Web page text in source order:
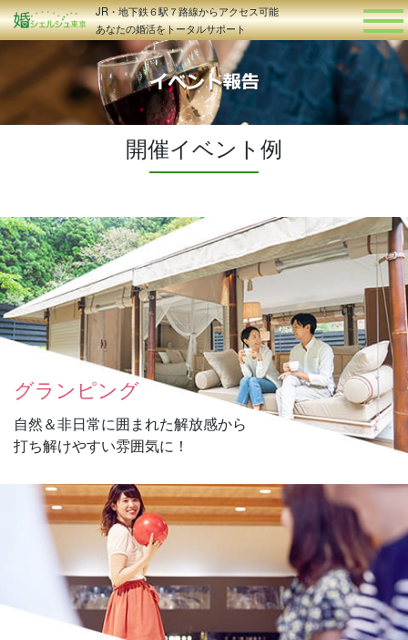
JR・地下鉄６駅７路線からアクセス可能
あなたの婚活をトータルサポート
開催イベント例
グランピング
自然＆非日常に囲まれた解放感から
打ち解けやすい雰囲気に！